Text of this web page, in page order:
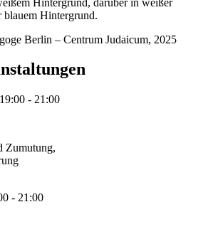
Berlin – Centrum Judaicum, 2025
19:00 - 21:00
Zumutung,
- 21:00